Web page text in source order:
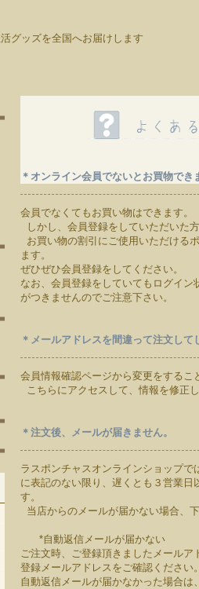
グッズを全国へお届けします
＊オンライン会員でないとお買物でき
会員でなくてもお買い物はできます。
しかし、会員登録をしていただいた
お買い物の割引にご使用いただける
ます。
ぜひぜひ会員登録をしてください。
なお、会員登録をしていてもログイ
がつきませんのでご注意下さい。
＊メールアドレスを間違って注文して
会員情報確認ページから変更をするこ
こちらにアクセスして、情報を修正
＊注文後、メールが届きません。
ラスポンチャスオンラインショップ
に表記のない限り、遅くとも３営業
す。
当店からのメールが届かない場合、
*自動返信メールが届かない
ご注文時、ご登録頂きましたメール
登録メールアドレスをご確認ください
自動返信メールが届かなかった場合